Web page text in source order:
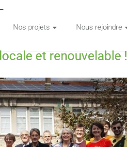
Nos projets Nous rejoindre
et renouvelable !